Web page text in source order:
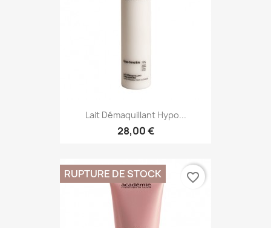
Lait Démaquillant Hypo...
28,00 €
RUPTURE DE STOCK favorite_border